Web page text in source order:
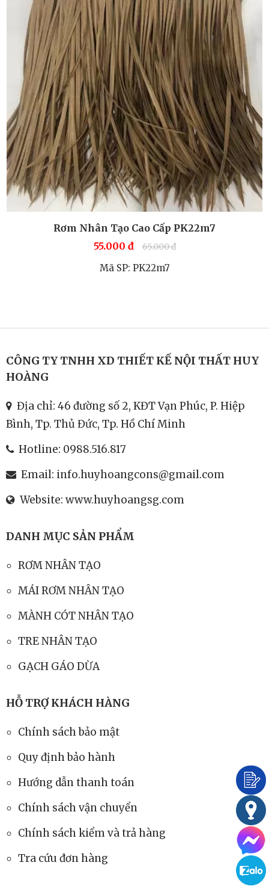
Rơm Nhân Tạo Cao Cấp PK22m7
55.000 đ 65.000đ
Mã SP: PK22m7
CÔNG TY TNHH XD THIẾT KẾ NỘI THẤT HUY
HOÀNG
Địa chỉ: 46 đường số 2, KĐT Vạn Phúc, P. Hiệp
Bình, Tp. Thủ Đức, Tp. Hồ Chí Minh
Hotline: 0988.516.817
Email: info.huyhoangcons@gmail.com
Website: www.huyhoangsg.com
DANH MỤC SẢN PHẨM
RƠM NHÂN TẠO
MÁI RƠM NHÂN TẠO
MÀNH CÓT NHÂN TẠO
TRE NHÂN TẠO
GẠCH GÁO DỪA
HỖ TRỢ KHÁCH HÀNG
Chính sách bảo mật
Quy định bảo hành
Hướng dẫn thanh toán
Chính sách vận chuyển
Chính sách kiểm và trả hàng
Tra cứu đơn hàng